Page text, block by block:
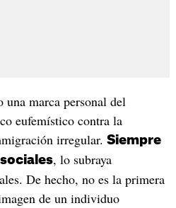
una marca personal del
eufemístico contra la
irregular. Siempre
, lo subraya
De hecho, no es la primera
de un individuo